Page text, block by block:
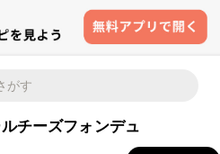
チーズフォンデュ